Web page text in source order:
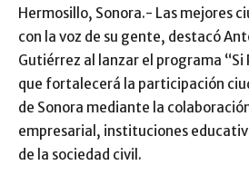
Hermosillo, Sonora.- Las mejores
con la voz de su gente, destacó
Gutiérrez al lanzar el programa “Si
que fortalecerá la participación
de Sonora mediante la
empresarial, instituciones
de la sociedad civil.